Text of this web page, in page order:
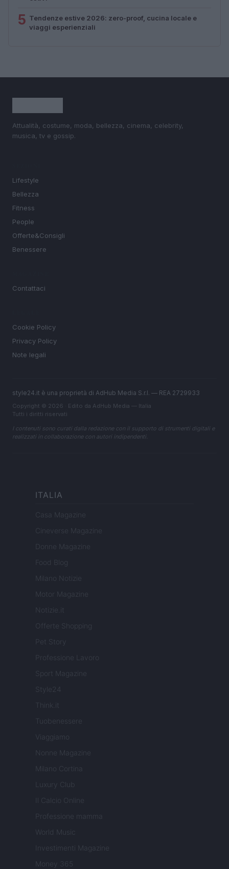
5 Tendenze estive 2026: zero-proof, cucina locale e
viaggi esperienziali
Attualità, costume, moda, bellezza, cinema, celebrity,
musica, tv e gossip.
Lifestyle
Bellezza
Fitness
People
Offerte&Consigli
Benessere
Contattaci
Cookie Policy
Privacy Policy
Note legali
style24.it è una proprietà di AdHub Media S.r.l. — REA 2729933
Copyright © 2026 · Edito da AdHub Media — Italia
Tutti i diritti riservati
I contenuti sono curati dalla redazione con il supporto di strumenti digitali e
realizzati in collaborazione con autori indipendenti.
ITALIA
Casa Magazine
Cineverse Magazine
Donne Magazine
Food Blog
Milano Notizie
Motor Magazine
Notizie.it
Offerte Shopping
Pet Story
Professione Lavoro
Sport Magazine
Style24
Think.it
Tuobenessere
Viaggiamo
Nonne Magazine
Milano Cortina
Luxury Club
Il Calcio Online
Professione mamma
World Music
Investimenti Magazine
Money 365